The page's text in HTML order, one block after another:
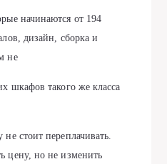
начинаются от 194
дизайн, сборка и
не
шкафов такого же класса
стоит переплачивать.
цену, но не изменить